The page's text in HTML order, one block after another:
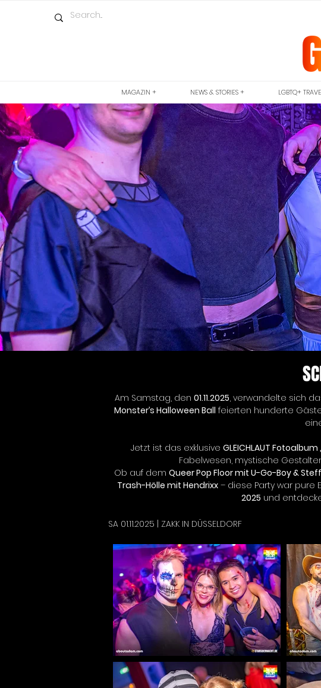
MAGAZIN + NEWS & STORIES + LGBTQ+
Am Samstag, den 01.11.2025, verwandelte sich
Monster’s Halloween Ball feierten hunderte
Jetzt ist das exklusive GLEICHLAUT
Fabelwesen, mystische
Ob auf dem Queer Pop Floor mit U-Go-Boy &
Trash-Hölle mit Hendrixx – diese Party war pure
2025 und
SA 01.11.2025 | ZAKK IN DÜSSELDORF